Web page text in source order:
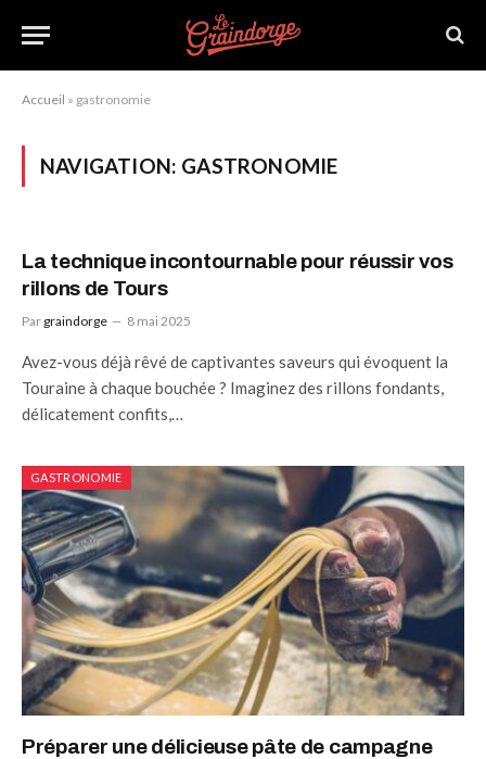
Accueil » gastronomie
NAVIGATION: GASTRONOMIE
La technique incontournable pour réussir vos
rillons de Tours
Par graindorge 8 mai 2025
Avez-vous déjà rêvé de captivantes saveurs qui évoquent la
Touraine à chaque bouchée ? Imaginez des rillons fondants,
délicatement confits,…
GASTRONOMIE
Préparer une délicieuse pâte de campagne